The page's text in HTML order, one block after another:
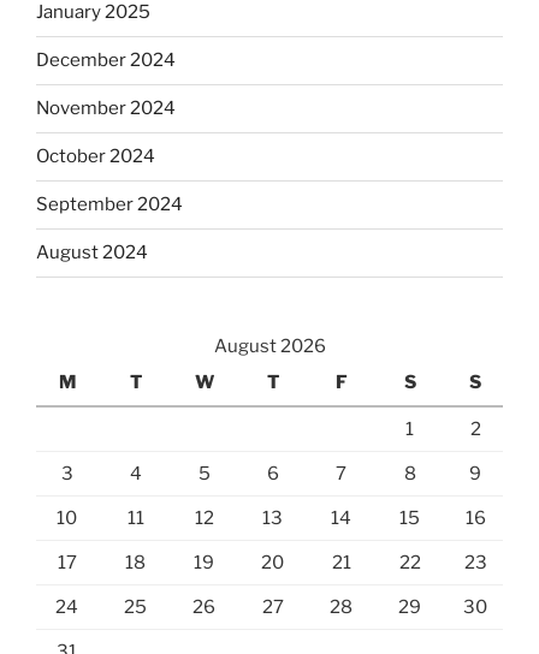
January 2025
December 2024
November 2024
October 2024
September 2024
August 2024
August 2026
M
T W T F S S
1 2
3 4 5 6 7 8 9
10 11 12 13 14 15 16
17 18 19 20 21 22 23
24 25 26 27 28 29 30